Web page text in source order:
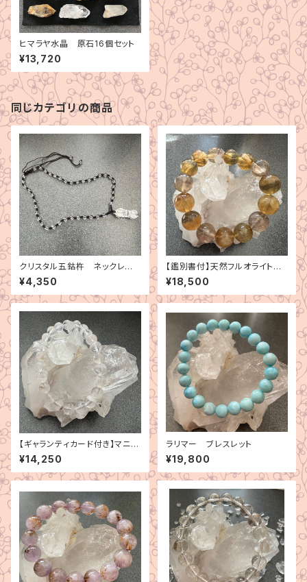
ヒマラヤ水晶 原石16個セット
¥13,720
同じカテゴリの商品
クリスタル五鈷杵 ネックレ
ス サイズ調整可
¥4,350
【鑑別書付】天然フルオライト
コラムナーストラクチャー・フル
オライト ブレスレット
¥18,500
【ギャランティカード付き】マニカ
ラン水晶 ブレスレット
¥14,250
ラリマー ブレスレット
¥19,800